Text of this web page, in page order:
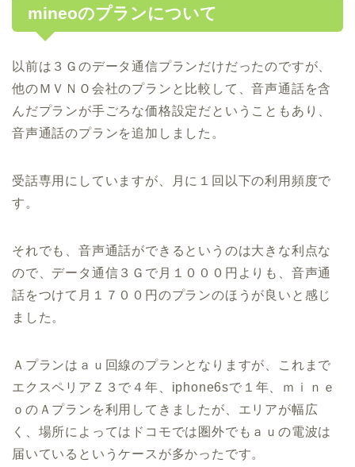
mineoのプランについて
以前は３Ｇのデータ通信プランだけだったのですが、
他のＭＶＮＯ会社のプランと比較して、音声通話を含
んだプランが手ごろな価格設定だということもあり、
音声通話のプランを追加しました。
受話専用にしていますが、月に１回以下の利用頻度で
す。
それでも、音声通話ができるというのは大きな利点な
ので、データ通信３Ｇで月１０００円よりも、音声通
話をつけて月１７００円のプランのほうが良いと感じ
ました。
Ａプランはａｕ回線のプランとなりますが、これまで
エクスペリアＺ３で４年、iphone6sで１年、ｍｉｎｅ
ｏのＡプランを利用してきましたが、エリアが幅広
く、場所によってはドコモでは圏外でもａｕの電波は
届いているというケースが多かったです。